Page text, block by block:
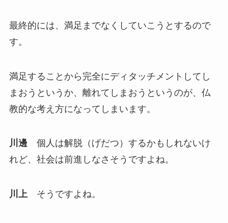
最終的には、満足までなくしていこうとするので
す。
満足することから完全にディタッチメントしてし
まおうというか、離れてしまおうというのが、仏
教的な考え方になってしまいます。
川邊個人は解脱（げだつ）するかもしれないけ
れど、社会は前進しなさそうですよね。
川上そうですよね。